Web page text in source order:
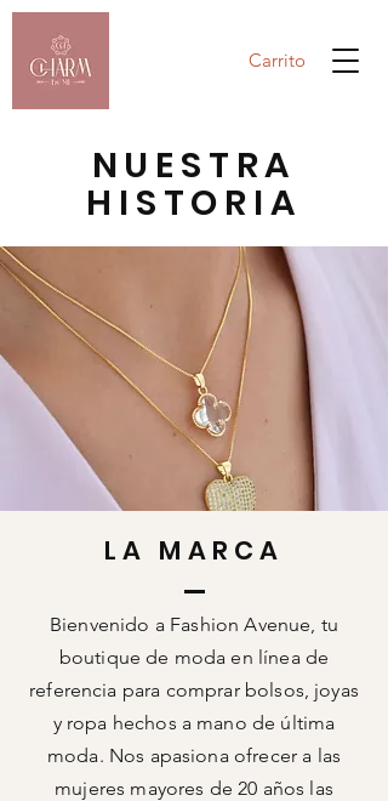
Carrito
NUESTRA
HISTORIA
LA MARCA
Bienvenido a Fashion Avenue, tu
boutique de moda en línea de
referencia para comprar bolsos, joyas
y ropa hechos a mano de última
moda. Nos apasiona ofrecer a las
mujeres mayores de 20 años las